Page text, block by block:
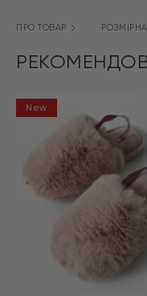
МОРОЗИВО
ПРО ТОВАР
New